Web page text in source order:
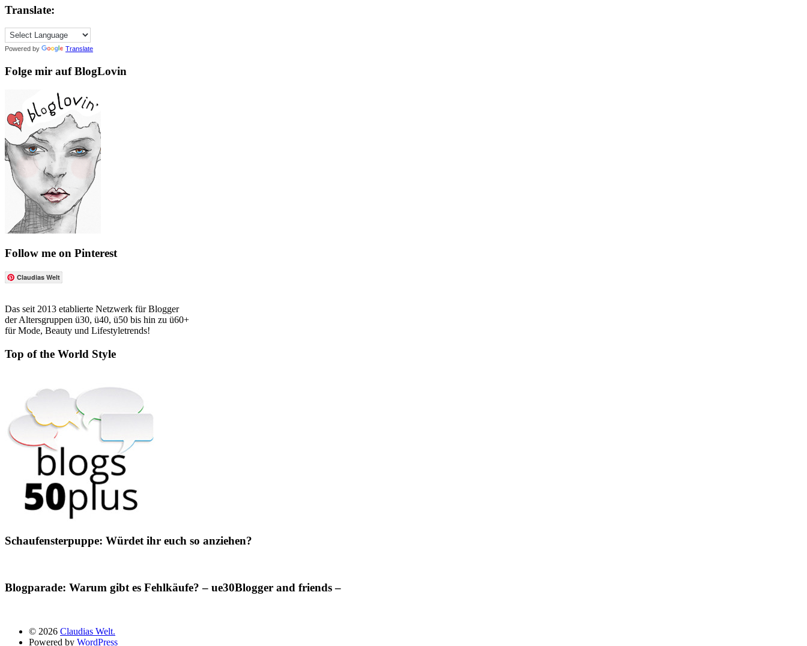
Translate:
Powered by Translate
Folge mir auf BlogLovin
Follow me on Pinterest
Claudias Welt
Das seit 2013 etablierte Netzwerk für Blogger
der Altersgruppen ü30, ü40, ü50 bis hin zu ü60+
für Mode, Beauty und Lifestyletrends!
Top of the World Style
Schaufensterpuppe: Würdet ihr euch so anziehen?
Blogparade: Warum gibt es Fehlkäufe? – ue30Blogger and friends –
© 2026 Claudias Welt.
Powered by WordPress